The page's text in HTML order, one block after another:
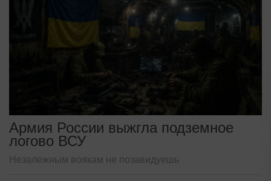
Армия России выжгла подземное
логово ВСУ
Незалежным воякам не позавидуешь